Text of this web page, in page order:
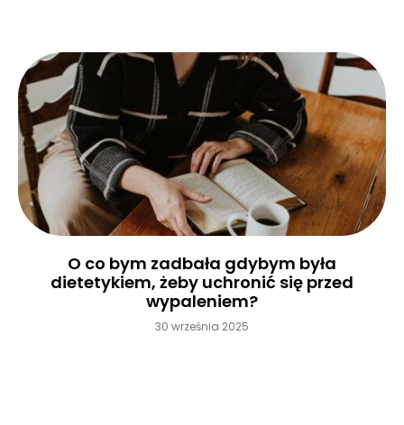
O co bym zadbała gdybym była
dietetykiem, żeby uchronić się przed
wypaleniem?
30 września 2025